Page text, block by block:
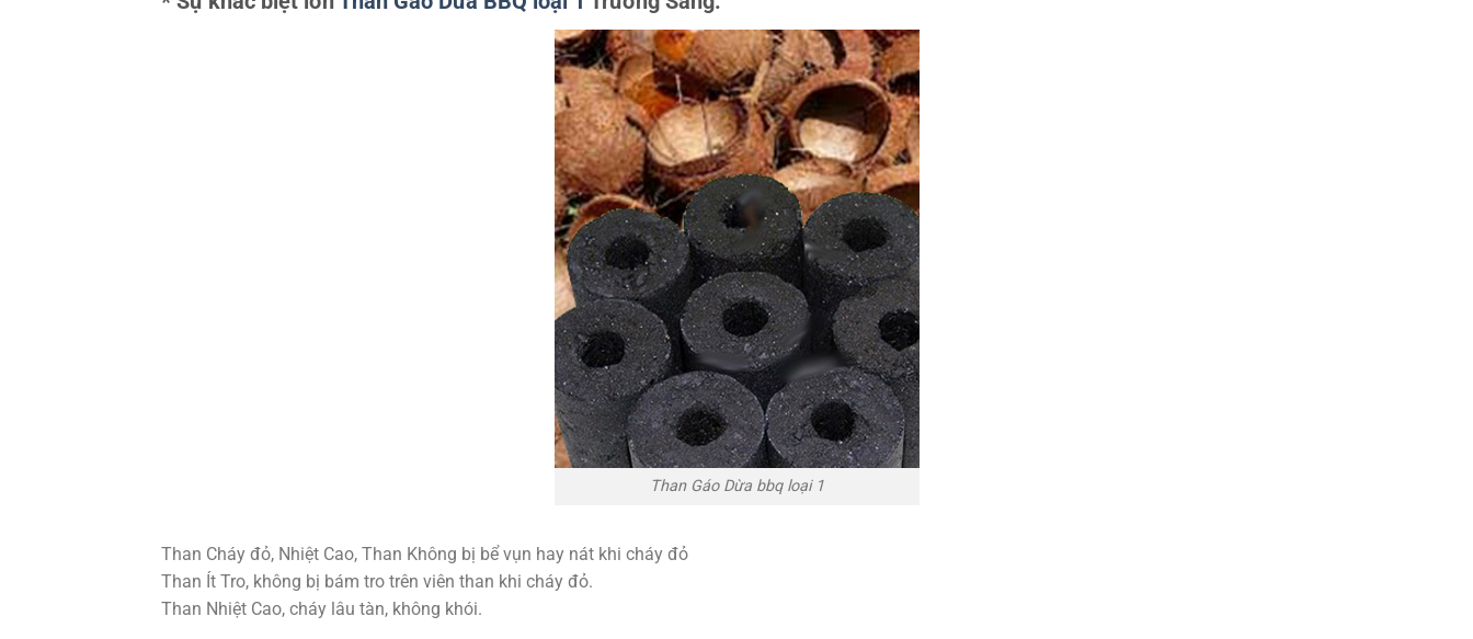
Than Gáo Dừa bbq loại 1
Than Cháy đỏ, Nhiệt Cao, Than Không bị bể vụn hay nát khi cháy đỏ
Than Ít Tro, không bị bám tro trên viên than khi cháy đỏ.
Than Nhiệt Cao, cháy lâu tàn, không khói.